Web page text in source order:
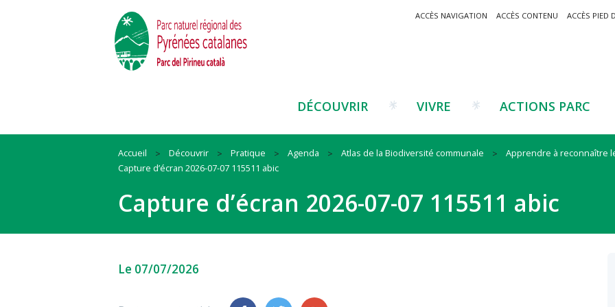
ACCÈS NAVIGATION ACCÈS CONTENU ACCÈS PIED
DÉCOUVRIR
Faune et Flore
Itinéraires et sites
Pratiques sportives
naturels
Traditions catalanes
VIVRE
Mobilité
Animation
La marque Valeurs Parc
Les réseaux
ACTIONS PARC
Cadre de vie
Biodiversité
#QueLaMontagneEstBelle !
Agriculture
Filières émergentes
Accueil Découvrir Pratique Agenda Atlas de la Biodiversité communale
Apprendre à reconnaître
Capture d’écran 2026-07-07 115511 abic
Capture d’écran 2026-07-07 115511 abic
Le 07/07/2026